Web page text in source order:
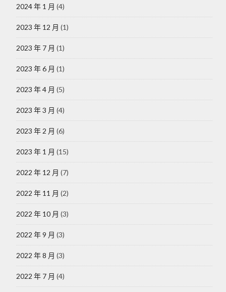
2024 年 1 月 (4)
2023 年 12 月 (1)
2023 年 7 月 (1)
2023 年 6 月 (1)
2023 年 4 月 (5)
2023 年 3 月 (4)
2023 年 2 月 (6)
2023 年 1 月 (15)
2022 年 12 月 (7)
2022 年 11 月 (2)
2022 年 10 月 (3)
2022 年 9 月 (3)
2022 年 8 月 (3)
2022 年 7 月 (4)